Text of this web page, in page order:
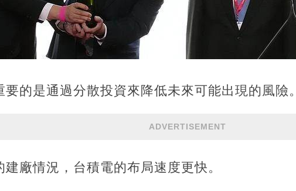
要的是通過分散投資來降低未來可能出現的風險。
ADVERTISEMENT
建廠情況，台積電的布局速度更快。